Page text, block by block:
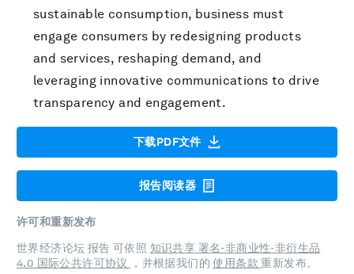
sustainable consumption, business must
engage consumers by redesigning products
and services, reshaping demand, and
leveraging innovative communications to drive
transparency and engagement.
下载PDF文件
报告阅读器
许可和重新发布
世界经济论坛 报告 可依照 知识共享 署名-非商业性-非衍生品
4.0 国际公共许可协议
，并根据我们的使用条款重新发布。